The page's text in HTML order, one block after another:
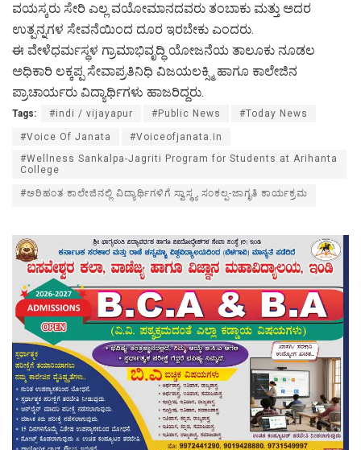
ವಯಸ್ಕರು ಸೇರಿ ಎಲ್ಲ ವಯೋಮಾನದವರು ತಂಬಾಕು ಮತ್ತು ಅದರ
ಉತ್ಪನ್ನಗಳ ಸೇವನೆಯಿಂದ ದೂರ ಇರಬೇಕು ಎಂದರು.
ಈ ವೇಳೆಧರ್ಮಸ್ಥಳ ಗ್ರಾಮಾಭಿವೃದ್ಧಿ ಯೋಜನೆಯ ತಾಲೂಕು ನೂಡಲ
ಅಧಿಕಾರಿ ಲಕ್ಕಪ್ಪ ಸೇವಾಪ್ರತಿನಿಧಿ ವಿಜಯಲಕ್ಸ್ಮಿ ಹಾಗೂ ಕಾಲೇಜಿನ
ಪ್ರಾಚಾರ್ಯರು ವಿದ್ಯಾರ್ಥಿಗಳು ಹಾಜರಿದ್ದರು.
Tags: #indi / vijayapur #Public News #Today News
#Voice Of Janata
#Voiceofjanata.in
#Wellness Sankalpa-Jagriti Program for Students at Arihanta
College
#ಅರಿಹಂತ ಕಾಲೇಜಿನಲ್ಲಿ ವಿದ್ಯಾರ್ಥಿಗಳಿಗೆ ಸ್ವಾಸ್ಥ್ಯ ಸಂಕಲ್ಪ-ಜಾಗೃತಿ ಕಾರ್ಯಕ್ರಮ